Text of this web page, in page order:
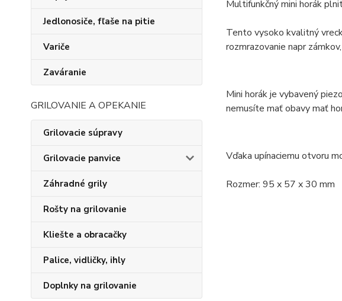
Jedlonosiče, fľaše na pitie
Variče
Zaváranie
GRILOVANIE A OPEKANIE
Grilovacie súpravy
Grilovacie panvice
Záhradné grily
Rošty na grilovanie
Kliešte a obracačky
Palice, vidličky, ihly
Doplnky na grilovanie
Multifunkčný mini horák
Tento vysoko kvalitný
rozmrazovanie napr
Mini horák je vybavený
nemusíte mať obavy mať
Vďaka upínaciemu otvoru
Rozmer: 95 x 57 x 30 mm